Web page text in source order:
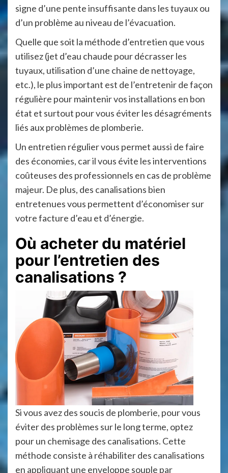
signe d’une pente insuffisante dans les tuyaux ou
d’un problème au niveau de l’évacuation.
Quelle que soit la méthode d’entretien que vous
utilisez (jet d’eau chaude pour décrasser les
tuyaux, utilisation d’une chaine de nettoyage,
etc.), le plus important est de l’entretenir de façon
régulière pour maintenir vos installations en bon
état et surtout pour vous éviter les désagréments
liés aux problèmes de plomberie.
Un entretien régulier vous permet aussi de faire
des économies, car il vous évite les interventions
coûteuses des professionnels en cas de problème
majeur. De plus, des canalisations bien
entretenues vous permettent d’économiser sur
votre facture d’eau et d’énergie.
Où acheter du matériel
pour l’entretien des
canalisations ?
Si vous avez des soucis de plomberie, pour vous
éviter des problèmes sur le long terme, optez
pour un chemisage des canalisations. Cette
méthode consiste à réhabiliter des canalisations
en appliquant une enveloppe souple par